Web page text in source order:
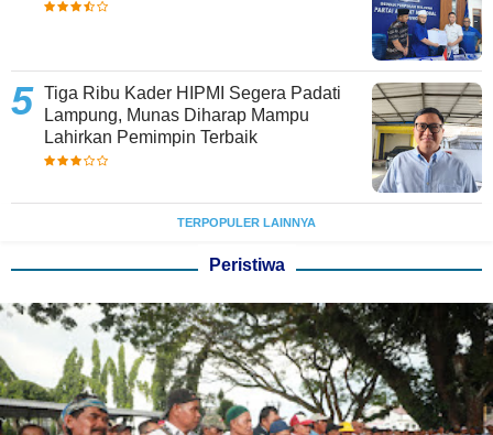
Tiga Ribu Kader HIPMI Segera Padati
Lampung, Munas Diharap Mampu
Lahirkan Pemimpin Terbaik
TERPOPULER LAINNYA
Peristiwa